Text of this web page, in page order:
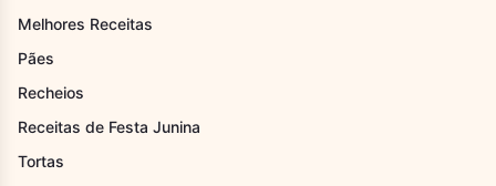
Melhores Receitas
Pães
Recheios
Receitas de Festa Junina
Tortas